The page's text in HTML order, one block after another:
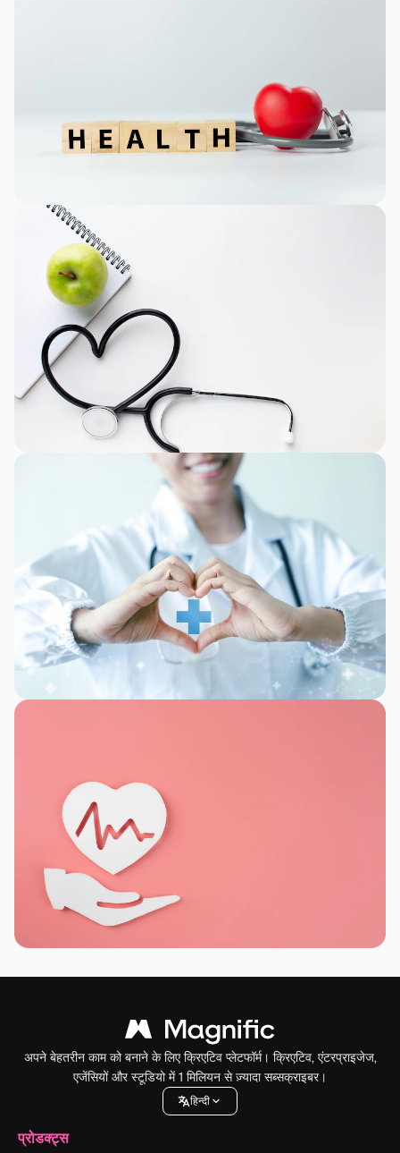
अपने बेहतरीन काम को बनाने के लिए क्रिएटिव प्लेटफॉर्म। क्रिएटिव, एंटरप्राइजेज,
एजेंसियों और स्टूडियो में 1 मिलियन से ज़्यादा सब्सक्राइबर।
हिन्दी
प्रोडक्ट्स